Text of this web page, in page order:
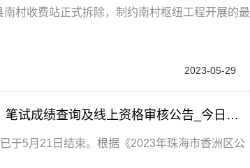
村收费站正式拆除，制约南村枢纽工程开展的最
2023-05-29
2023广东省珠海市香洲区招聘公办中小学教师（第二批）笔试成绩查询及线上资格审核公告_今日聚焦
于5月21日结束。根据《2023年珠海市香洲区公